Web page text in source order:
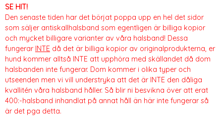
SE HIT!
Den senaste tiden har det börjat poppa upp en hel det sidor
som säljer antiskallhalsband som egentligen är billiga kopior
och mycket billigare varianter av våra halsband! Dessa
fungerar INTE då det är billiga kopior av originalprodukterna, er
hund kommer alltså INTE att upphöra med skällandet då dom
halsbanden inte fungerar. Dom kommer i olika typer och
utseenden men vi vill understryka att det är INTE den dåliga
kvallitén våra halsband håller. Så blir ni besvikna över att erat
400:-halsband inhandlat på annat håll än här inte fungerar så
är det pga detta.